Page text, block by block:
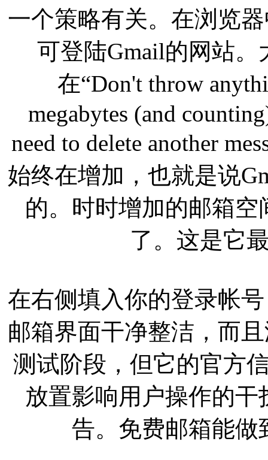
一个策略有关。在浏览
可登陆Gmail的网站
在“Don't throw
megabytes (and
need to delete another
始终在增加，也就是说
的。时时增加的邮箱
了。这是它
在右侧填入你的登录帐
邮箱界面干净整洁，而
测试阶段，但它的官方
放置影响用户操作的
告。免费邮箱能做